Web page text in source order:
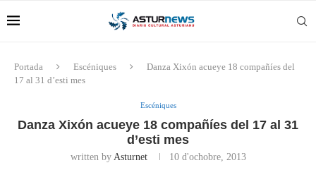
Portada Escéniques
Danza Xixón acueye 18 compañíes del
17 al 31 d’esti mes
Escéniques
Danza Xixón acueye 18 compañíes del 17 al 31
d’esti mes
written by Asturnet 10 d'ochobre, 2013